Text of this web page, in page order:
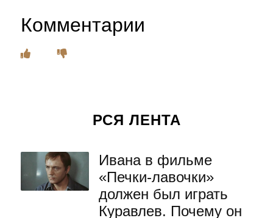
Комментарии
РСЯ ЛЕНТА
Ивана в фильме
«Печки-лавочки»
должен был играть
Куравлев. Почему он